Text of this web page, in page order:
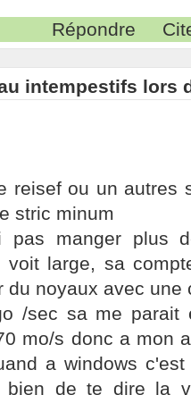
Répondre
intempestifs lors
reisef ou un autres
stric minum
pas manger plus
voit large, sa
du noyaux avec une
/sec sa me parait
mo/s donc a mon
a windows
bien de te dire la